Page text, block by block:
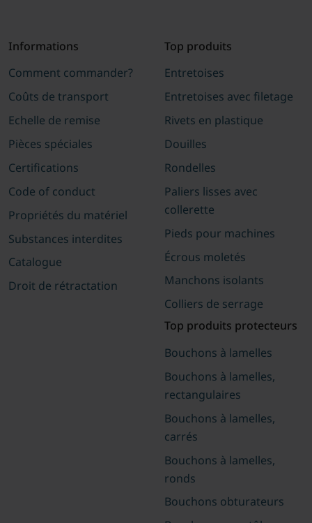
Informations
Comment commander?
Coûts de transport
Echelle de remise
Pièces spéciales
Certifications
Code of conduct
Propriétés du matériel
Substances interdites
Catalogue
Droit de rétractation
Top produits
Entretoises
Entretoises avec filetage
Rivets en plastique
Douilles
Rondelles
Paliers lisses avec
collerette
Pieds pour machines
Écrous moletés
Manchons isolants
Colliers de serrage
Top produits protecteurs
Bouchons à lamelles
Bouchons à lamelles,
rectangulaires
Bouchons à lamelles,
carrés
Bouchons à lamelles,
ronds
Bouchons obturateurs